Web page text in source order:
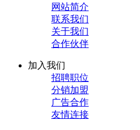
网站简介
联系我们
关于我们
合作伙伴
加入我们
招聘职位
分销加盟
广告合作
友情连接